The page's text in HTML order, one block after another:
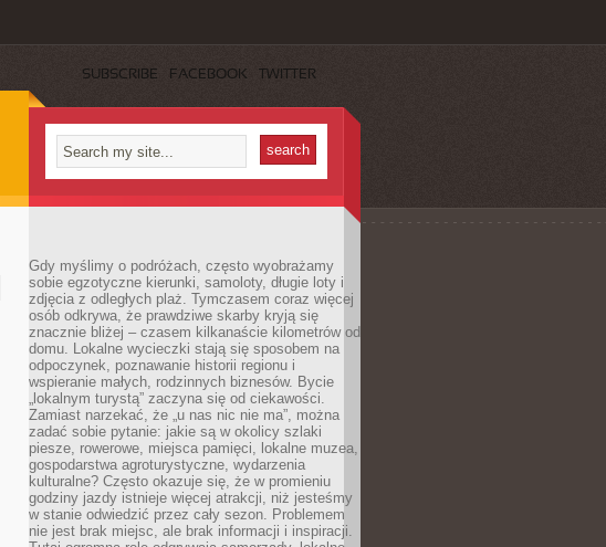
SUBSCRIBE FACEBOOK TWITTER
Gdy myślimy o podróżach, często wyobrażamy
sobie egzotyczne kierunki, samoloty, długie loty i
zdjęcia z odległych plaż. Tymczasem coraz więcej
osób odkrywa, że prawdziwe skarby kryją się
znacznie bliżej – czasem kilkanaście kilometrów od
domu. Lokalne wycieczki stają się sposobem na
odpoczynek, poznawanie historii regionu i
wspieranie małych, rodzinnych biznesów. Bycie
„lokalnym turystą” zaczyna się od ciekawości.
Zamiast narzekać, że „u nas nic nie ma”, można
zadać sobie pytanie: jakie są w okolicy szlaki
piesze, rowerowe, miejsca pamięci, lokalne muzea,
gospodarstwa agroturystyczne, wydarzenia
kulturalne? Często okazuje się, że w promieniu
godziny jazdy istnieje więcej atrakcji, niż jesteśmy
w stanie odwiedzić przez cały sezon. Problemem
nie jest brak miejsc, ale brak informacji i inspiracji.